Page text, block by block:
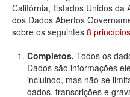
Califórnia, Estados Unidos da
dos Dados Abertos
sobre os seguintes 8 princípios
Completos. Todos os
Dados são informações
incluindo, mas não se
dados, transcrições e